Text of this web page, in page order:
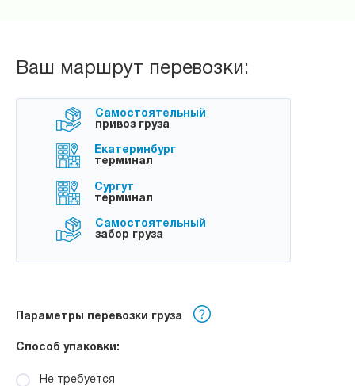
Ваш маршрут перевозки:
Самостоятельный
привоз груза
Екатеринбург
терминал
Сургут
терминал
Самостоятельный
забор груза
Параметры перевозки груза
Способ упаковки:
Не требуется